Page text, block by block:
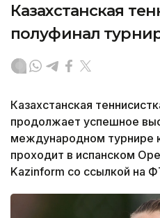
Казахстанская
полуфинал
Казахстанская
продолжает успешное
международном турнире
проходит в испанском
Kazinform со ссылкой на